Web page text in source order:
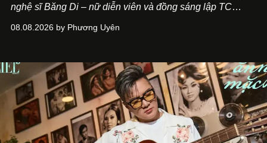
nghệ sĩ Băng Di – nữ diễn viên và đồng sáng lập TC
Kitchen Bar và SALEM tại TP.HCM.
08.08.2026 by Phương Uyên